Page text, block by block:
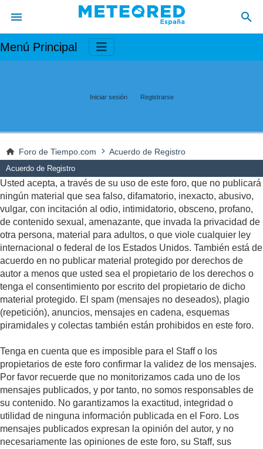
Menú Principal
Iniciar sesión Registrarse
Foro de Tiempo.com Acuerdo de Registro
Acuerdo de Registro
Usted acepta, a través de su uso de este foro, que no publicará
ningún material que sea falso, difamatorio, inexacto, abusivo,
vulgar, con incitación al odio, intimidatorio, obsceno, profano,
de contenido sexual, amenazante, que invada la privacidad de
otra persona, material para adultos, o que viole cualquier ley
internacional o federal de los Estados Unidos. También está de
acuerdo en no publicar material protegido por derechos de
autor a menos que usted sea el propietario de los derechos o
tenga el consentimiento por escrito del propietario de dicho
material protegido. El spam (mensajes no deseados), plagio
(repetición), anuncios, mensajes en cadena, esquemas
piramidales y colectas también están prohibidos en este foro.
Tenga en cuenta que es imposible para el Staff o los
propietarios de este foro confirmar la validez de los mensajes.
Por favor recuerde que no monitorizamos cada uno de los
mensajes publicados, y por tanto, no somos responsables de
su contenido. No garantizamos la exactitud, integridad o
utilidad de ninguna información publicada en el Foro. Los
mensajes publicados expresan la opinión del autor, y no
necesariamente las opiniones de este foro, su Staff, sus